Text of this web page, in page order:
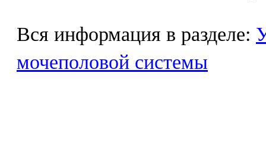
Вся информация в разделе:
мочеполовой системы